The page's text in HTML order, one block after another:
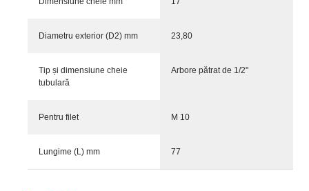
Diametru exterior (D2) mm 23,80
Tip și dimensiune cheie
tubulară
Arbore pătrat de 1/2"
Pentru filet M 10
Lungime (L) mm 77